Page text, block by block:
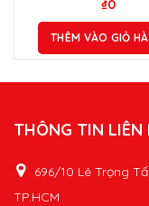
₫0
THÊM VÀO GIỎ
THÔNG TIN LIÊN
696/10 Lê Trọng
TP.HCM